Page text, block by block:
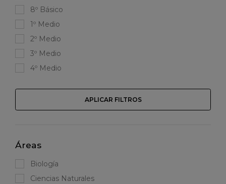
8º Básico
1º Medio
2º Medio
3º Medio
4º Medio
APLICAR FILTROS
Áreas
Biología
Ciencias Naturales